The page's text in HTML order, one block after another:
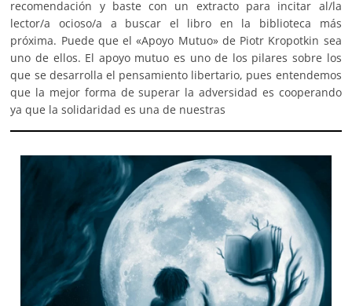
recomendación y baste con un extracto para incitar al/la
lector/a ocioso/a a buscar el libro en la biblioteca más
próxima. Puede que el «Apoyo Mutuo» de Piotr Kropotkin sea
uno de ellos. El apoyo mutuo es uno de los pilares sobre los
que se desarrolla el pensamiento libertario, pues entendemos
que la mejor forma de superar la adversidad es cooperando
ya que la solidaridad es una de nuestras